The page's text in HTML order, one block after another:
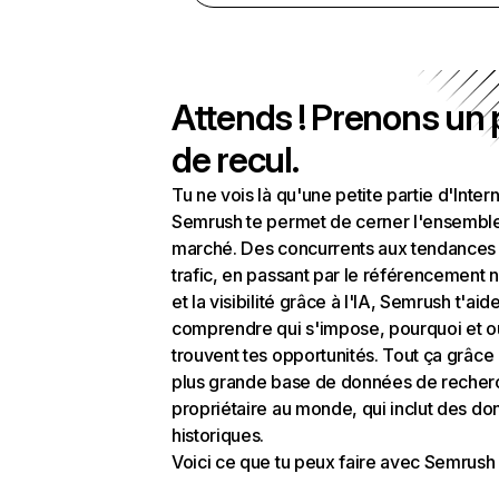
Attends ! Prenons un
de recul.
Tu ne vois là qu'une petite partie
Semrush te permet de cerner
marché. Des concurrents aux
trafic, en passant par le référencement
et la visibilité grâce à l'IA, Semrush
comprendre qui s'impose, pourquoi et
trouvent tes opportunités. Tout ça grâce
plus grande base de données de
propriétaire au monde, qui inclut des
historiques.
Voici ce que tu peux faire avec Semrush